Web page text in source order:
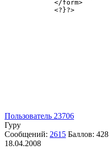
</form>
<?}?>
Пользователь 23706
Гуру
Сообщений: 2615 Баллов: 428
18.04.2008